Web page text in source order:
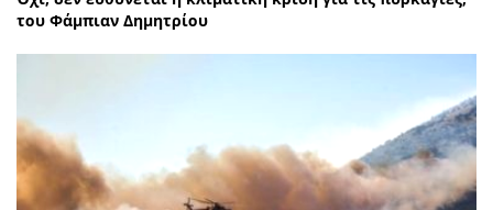
του Φάμπιαν Δημητρίου